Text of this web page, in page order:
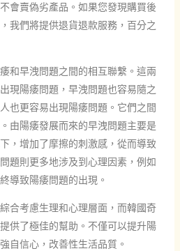
會賣偽劣產品。如果您發現購買後
我們將提供退貨退款服務，百分之
和早洩問題之間的相互聯繫。這兩
現陽痿問題，早洩問題也容易隨之
也更容易出現陽痿問題。它們之間
由陽痿發展而來的早洩問題主要是
，增加了摩擦的刺激感，從而導致
題則更多地涉及到心理因素，例如
導致陽痿問題的出現。
合考慮生理和心理層面，而韓國奇
供了極佳的幫助。不僅可以提升陽
自信心，改善性生活品質。